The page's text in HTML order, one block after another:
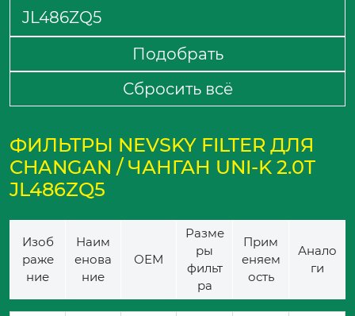
Подобрать
Сбросить всё
ФИЛЬТРЫ NEVSKY FILTER ДЛЯ
CHANGAN / ЧАНГАН UNI-K 2.0T
JL486ZQ5
Изоб
раже
ние
Наим
енова
ние
ОЕМ
Разме
ры
фильт
ра
Прим
еняем
ость
Анало
ги